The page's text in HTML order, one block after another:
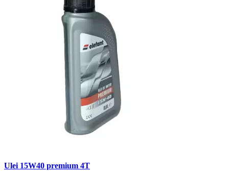
Ulei 15W40 premium 4T